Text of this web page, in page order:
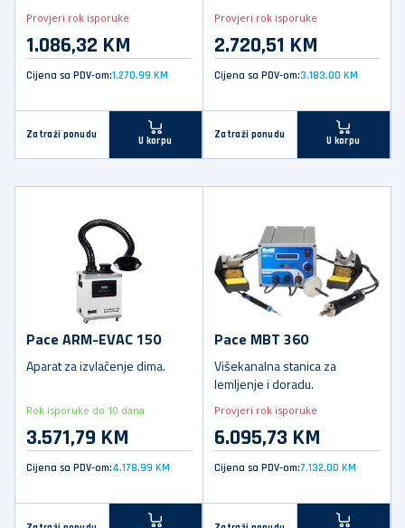
Provjeri rok isporuke
1.086,32 KM
Cijena sa PDV-om:1.270,99 KM
Zatraži ponudu
U korpu
Provjeri rok isporuke
2.720,51 KM
Cijena sa PDV-om:3.183,00 KM
Zatraži ponudu
U korpu
Pace ARM-EVAC 150
Aparat za izvlačenje dima.
Rok isporuke do 10 dana
3.571,79 KM
Cijena sa PDV-om:4.178,99 KM
Pace MBT 360
Višekanalna stanica za
lemljenje i doradu.
Provjeri rok isporuke
6.095,73 KM
Cijena sa PDV-om:7.132,00 KM